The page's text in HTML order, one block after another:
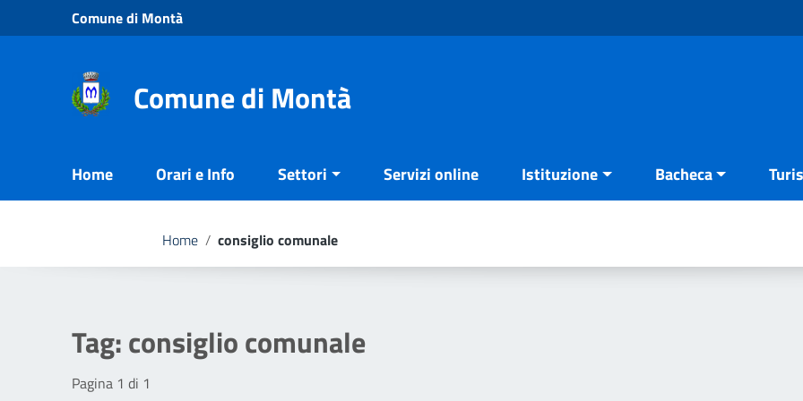
Vai ai contenuti
Vai al menu di navigazione
Comune di Montà
Comune di Montà
Home Orari e Info Settori Servizi online Istituzione Bacheca
Home / consiglio comunale
Tag:consiglio comunale
Pagina 1 di 1